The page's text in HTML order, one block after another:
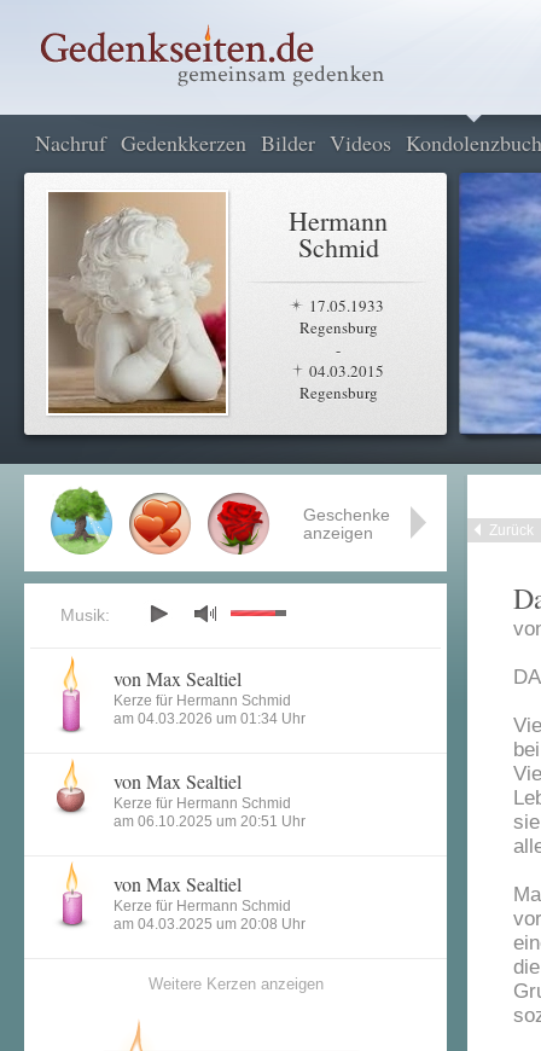
Nachruf Gedenkkerzen Bilder Videos Kondolenzbuch
Hermann
Schmid
17.05.1933
Regensburg
-
04.03.2015
Regensburg
Zurück
Geschenke
anzeigen
Musik:
von Max Sealtiel
Kerze für Hermann Schmid
am 04.03.2026 um 01:34 Uhr
von Max Sealtiel
Kerze für Hermann Schmid
am 06.10.2025 um 20:51 Uhr
von Max Sealtiel
Kerze für Hermann Schmid
am 04.03.2025 um 20:08 Uhr
Weitere Kerzen anzeigen